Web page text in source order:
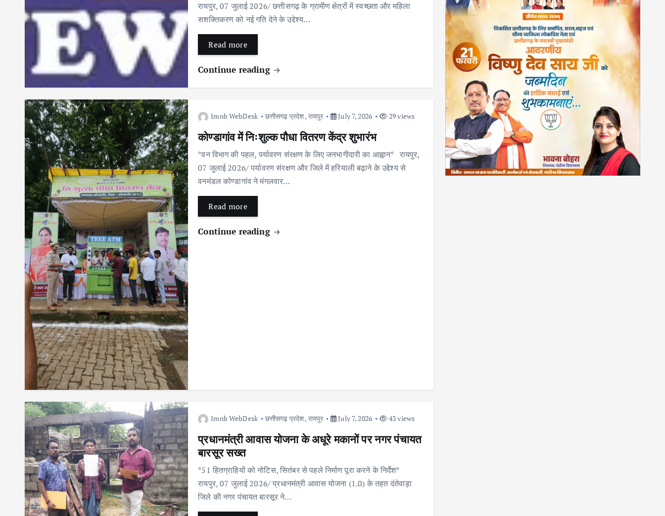
रायपुर, 07 जुलाई 2026/ छत्तीसगढ़ के ग्रामीण क्षेत्रों में स्वच्छता और महिला
सशक्तिकरण को नई गति देने के उद्देश्य…
Read more
Continue reading
Imnb WebDesk छत्तीसगढ़ प्रदेश, रायपुर July 7, 2026 29 views
कोण्डागांव में निःशुल्क पौधा वितरण केंद्र शुभारंभ
*वन विभाग की पहल, पर्यावरण संरक्षण के लिए जनभागीदारी का आह्वान* रायपुर,
07 जुलाई 2026/ पर्यावरण संरक्षण और जिले में हरियाली बढ़ाने के उद्देश्य से
वनमंडल कोण्डागांव ने मंगलवार…
Read more
Continue reading
Imnb WebDesk छत्तीसगढ़ प्रदेश, रायपुर July 7, 2026 43 views
प्रधानमंत्री आवास योजना के अधूरे मकानों पर नगर पंचायत
बारसूर सख्त
*51 हितग्राहियों को नोटिस, सितंबर से पहले निर्माण पूरा करने के निर्देश*
रायपुर, 07 जुलाई 2026/ प्रधानमंत्री आवास योजना (1.0) के तहत दंतेवाड़ा
जिले की नगर पंचायत बारसूर ने…